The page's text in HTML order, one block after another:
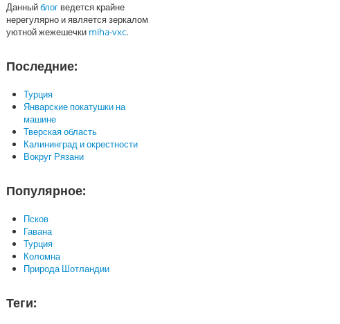
Данныйблог ведется крайне
нерегулярно и является зеркалом
уютной жежешечки miha-vxc.
Последние:
Турция
Январские покатушки на
машине
Тверская область
Калининград и окрестности
Вокруг Рязани
Популярное:
Псков
Гавана
Турция
Коломна
Природа Шотландии
Теги: